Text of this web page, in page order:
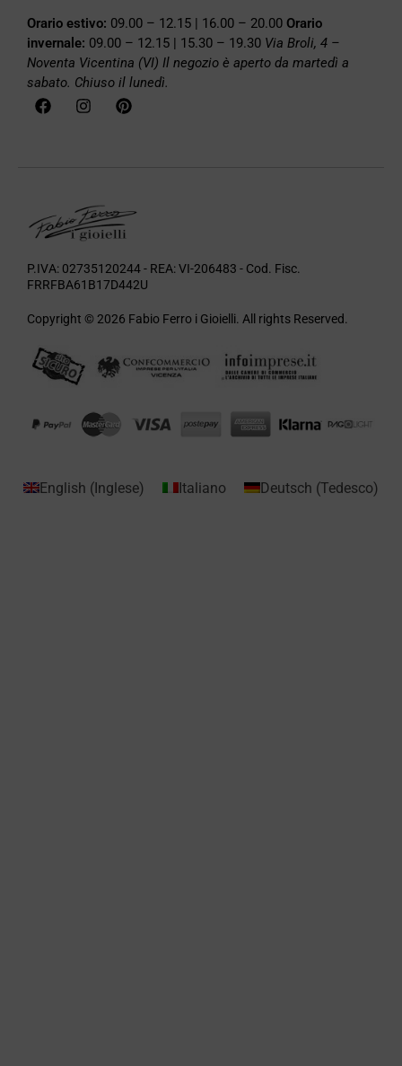
Orario estivo: 09.00 – 12.15 | 16.00 – 20.00 Orario
invernale: 09.00 – 12.15 | 15.30 – 19.30 Via Broli, 4 –
Noventa Vicentina (VI) Il negozio è aperto da martedì a
sabato. Chiuso il lunedì.
P.IVA: 02735120244 - REA: VI-206483 - Cod. Fisc.
FRRFBA61B17D442U
Copyright © 2026 Fabio Ferro i Gioielli. All rights Reserved.
English (Inglese) Italiano Deutsch (Tedesco)